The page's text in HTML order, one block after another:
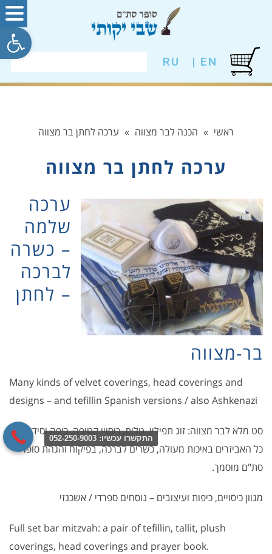
פתח
EN |
RU
ראשי » הכנה לבר מצווה » ערכה לחתן בר מצווה
ערכה לחתן בר מצווה
ערכה
שלמה
– כשרה
לברכה
– לחתן
בר-מצווה
Many kinds of velvet coverings, head coverings and
designs – and tefillin Spanish versions / also Ashkenazi
סט מלא לבר מצווה: זוג תפילין, טלית, כיסויי קטיפה, כיפה וסידור.
כל האביזרים באיכות מעולה, כשרים לברכה, בפיקוח והגהת סופר
סת"ם מוסמך.
מגוון כיסויים, כיפות ועיצובים – נוסחים ספרדי / אשכנזי
Full set bar mitzvah: a pair of tefillin, tallit, plush
coverings, head coverings and prayer book.
התקשרו עכשיו: 052-250-9003